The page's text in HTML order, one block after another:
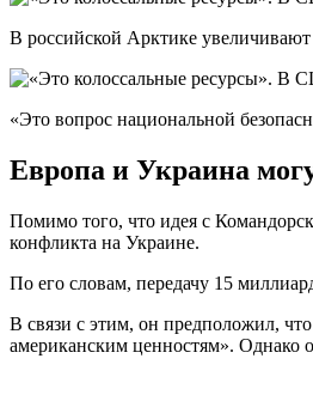
В российской Арктике
«Это вопрос национальной
Европа и Украина
Помимо того, что идея с
конфликта на Украине.
По его словам, передачу 15
В связи с этим, он предположил,
американским ценностям». Однако